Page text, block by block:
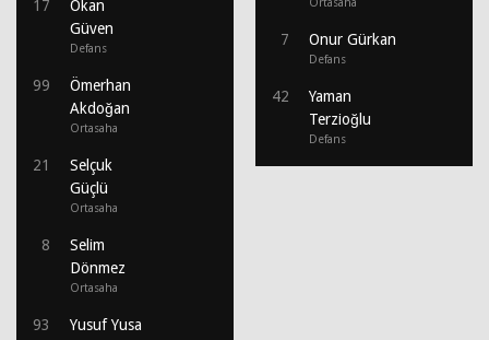
17
Okan
Güven
Defans
99
Ömerhan
Akdoğan
Ortasaha
21
Selçuk
Güçlü
Ortasaha
8
Selim
Dönmez
Ortasaha
93
Yusuf Yusa
7 Onur Gürkan
Defans
42
Yaman
Terzioğlu
Defans